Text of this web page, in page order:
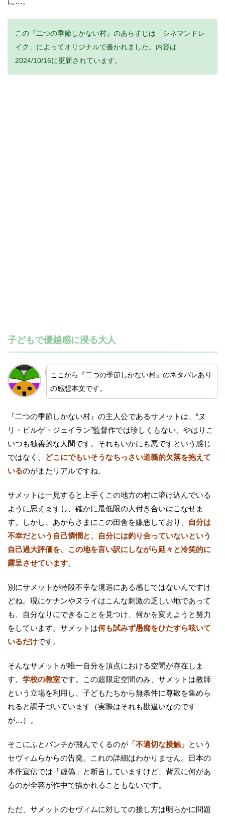
この『二つの季節しかない村』のあらすじは「シネマンドレ
イク」によってオリジナルで書かれました。内容は
2024/10/16に更新されています。
子どもで優越感に浸る大人
ここから『二つの季節しかない村』のネタバレあり
の感想本文です。
『二つの季節しかない村』の主人公であるサメットは、“ヌ
リ・ビルゲ・ジェイラン”監督作では珍しくもない、やはりこ
いつも独善的な人間です。それもいかにも悪ですという感じ
ではなく、
どこにでもいそうなちっさい道義的欠落を抱えて
いるのがまたリアルですね。
サメットは一見すると上手くこの地方の村に溶け込んでいる
ように思えますし、確かに最低限の人付き合いはこなせま
す。しかし、あからさまにこの田舎を嫌悪しており、
自分は
不幸だという自己憐憫と、自分には釣り合っていないという
自己過大評価を、この地を言い訳にしながら延々と冷笑的に
露呈させています。
別にサメットが特段不幸な境遇にある感じではないんですけ
どね。現にケナンやヌライはこんな刺激の乏しい地であって
も、自分なりにできることを見つけ、何かを変えようと努力
をしています。サメットは何も試みず愚痴をひたすら呟いて
いるだけです。
そんなサメットが唯一自分を頂点における空間が存在しま
す。 学校の教室です。この超限定空間のみ、サメットは教師
という立場を利用し、子どもたちから無条件に尊敬を集めら
れると調子づいています（実際はそれも勘違いなのです
が…）。
そこにふとパンチが飛んでくるのが 「不適切な接触」 という
セヴィムらからの告発。これの詳細はわかりません。日本の
本作宣伝では「虚偽」と断言していますけど、背景に何があ
るのが全容が作中で描かれることもないです。
ただ、サメットのセヴィムに対しての接し方は明らかに問題